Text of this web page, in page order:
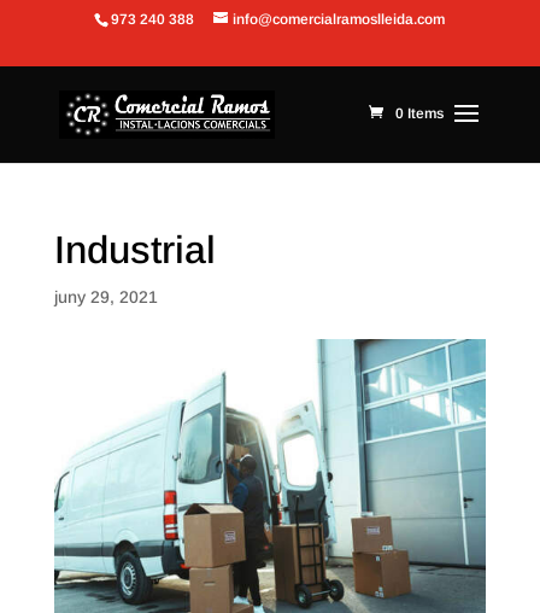
Obre la barra d'eines
973 240 388 info@comercialramoslleida.com
0 Items
Industrial
juny 29, 2021